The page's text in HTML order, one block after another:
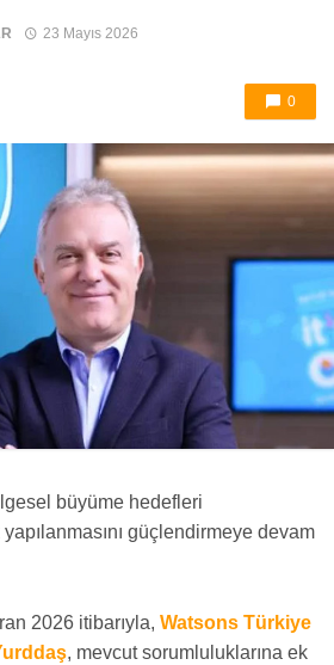
23 Mayıs 2026
0
büyüme hedefleri
güçlendirmeye devam
2026 itibarıyla, Watsons Türkiye
, mevcut sorumluluklarına ek